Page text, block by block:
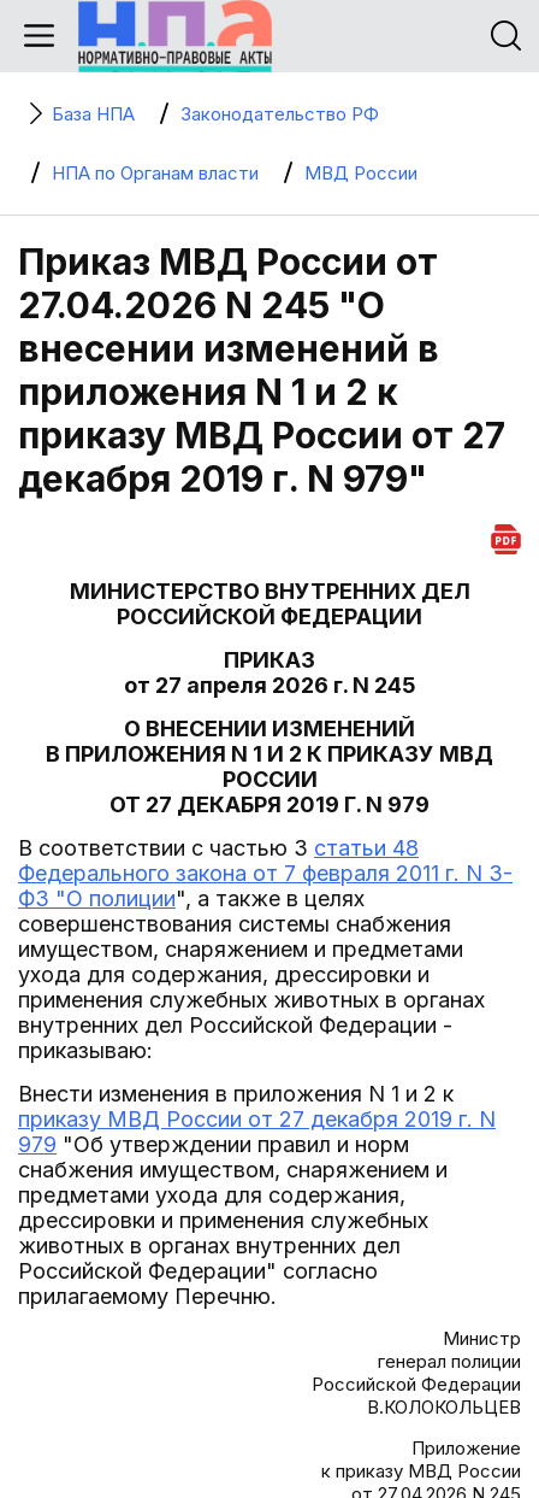
База НПА Законодательство РФ
НПА по Органам власти МВД России
Приказ МВД России от
27.04.2026 N 245 "О
внесении изменений в
приложения N 1 и 2 к
приказу МВД России от 27
декабря 2019 г. N 979"
МИНИСТЕРСТВО ВНУТРЕННИХ ДЕЛ
РОССИЙСКОЙ ФЕДЕРАЦИИ
ПРИКАЗ
от 27 апреля 2026 г. N 245
О ВНЕСЕНИИ ИЗМЕНЕНИЙ
В ПРИЛОЖЕНИЯ N 1 И 2 К ПРИКАЗУ МВД
РОССИИ
ОТ 27 ДЕКАБРЯ 2019 Г. N 979
В соответствии с частью 3 статьи 48
Федерального закона от 7 февраля 2011 г. N 3-
ФЗ "О полиции", а также в целях
совершенствования системы снабжения
имуществом, снаряжением и предметами
ухода для содержания, дрессировки и
применения служебных животных в органах
внутренних дел Российской Федерации -
приказываю:
Внести изменения в приложения N 1 и 2 к
приказу МВД России от 27 декабря 2019 г. N
979 "Об утверждении правил и норм
снабжения имуществом, снаряжением и
предметами ухода для содержания,
дрессировки и применения служебных
животных в органах внутренних дел
Российской Федерации" согласно
прилагаемому Перечню.
Министр
генерал полиции
Российской Федерации
В.КОЛОКОЛЬЦЕВ
Приложение
к приказу МВД России